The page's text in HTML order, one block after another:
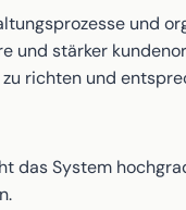
und
und stärker
richten und
das System